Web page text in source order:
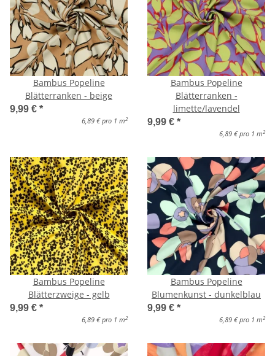
Bambus Popeline
Blätterranken - beige
9,99 € *
6,89 € pro 1 m 2
Bambus Popeline
Blätterranken -
limette/lavendel
9,99 € *
6,89 € pro 1 m 2
Bambus Popeline
Blätterzweige - gelb
9,99 € *
6,89 € pro 1 m 2
Bambus Popeline
Blumenkunst - dunkelblau
9,99 € *
6,89 € pro 1 m 2